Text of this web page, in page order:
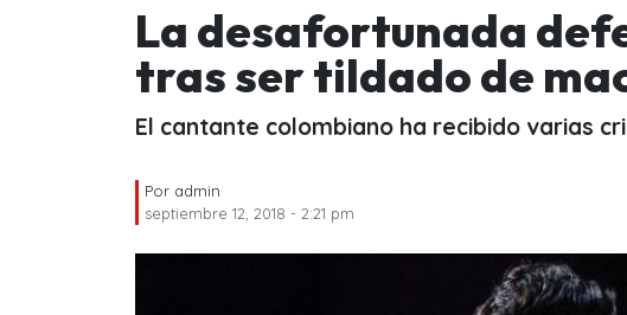
La desafortunada
tras ser tildado de
El cantante colombiano ha recibido varias
Por admin
septiembre 12, 2018 - 2:21 pm